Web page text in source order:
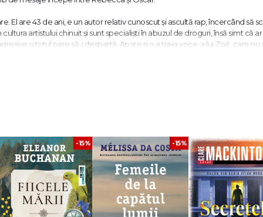
El are 43 de ani, e un autor relativ cunoscut şi ascultă rap, încercând să
artistului chinuit şi sunt specialişti în abuzul de droguri, însă simt că
şi totul pare să-i despartă. Apare şi o a treia voce, a lui Zoé, care nu
de mai multe generații."
şi destabilizatoare – sunt, de asemenea, capabile să dea naştere unei
este o vastă frescă post-MeToo, dar şi o odă închinată prieteniei,
măşti şi de Covid, dar în care societatea s-a schimbat pentru că femeile
-15% -15%